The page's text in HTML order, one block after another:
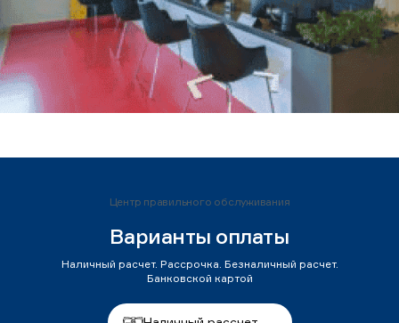
Центр правильного обслуживания
Варианты оплаты
Наличный расчет. Рассрочка. Безналичный расчет.
Банковской картой